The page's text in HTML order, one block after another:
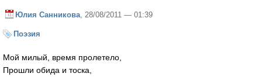
Юлия Санникова , 28/08/2011 — 01:39
Поэзия
Мой милый, время пролетело,
Прошли обида и тоска,